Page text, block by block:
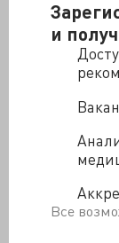
и
Все
или
Являются ли
дементной
психические
Синдромы,
открыв глаза,
смотрит
точке.
приводит к